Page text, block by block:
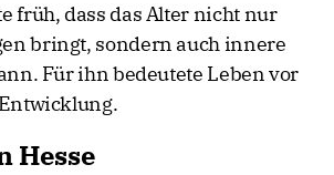
früh, dass das Alter nicht nur
bringt, sondern auch innere
Für ihn bedeutete Leben vor
Hesse